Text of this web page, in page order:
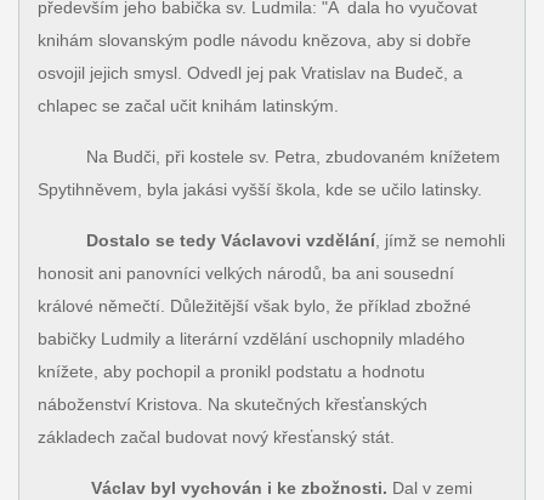
především jeho babička sv. Ludmila: "A dala ho vyučovat
knihám slovanským podle návodu knězova, aby si dobře
osvojil jejich smysl. Odvedl jej pak Vratislav na Budeč, a
chlapec se začal učit knihám latinským.
Na Budči, při kostele sv. Petra, zbudovaném knížetem
Spytihněvem, byla jakási vyšší škola, kde se učilo latinsky.
Dostalo se tedy Václavovi vzdělání, jímž se nemohli
honosit ani panovníci velkých národů, ba ani sousední
králové němečtí. Důležitější však bylo, že příklad zbožné
babičky Ludmily a literární vzdělání uschopnily mladého
knížete, aby pochopil a pronikl podstatu a hodnotu
náboženství Kristova. Na skutečných křesťanských
základech začal budovat nový křesťanský stát.
Václav byl vychován i ke zbožnosti. Dal v zemi